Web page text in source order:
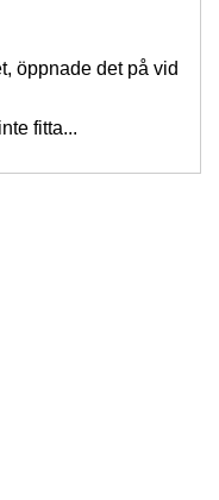
öppnade det på vid
fitta...